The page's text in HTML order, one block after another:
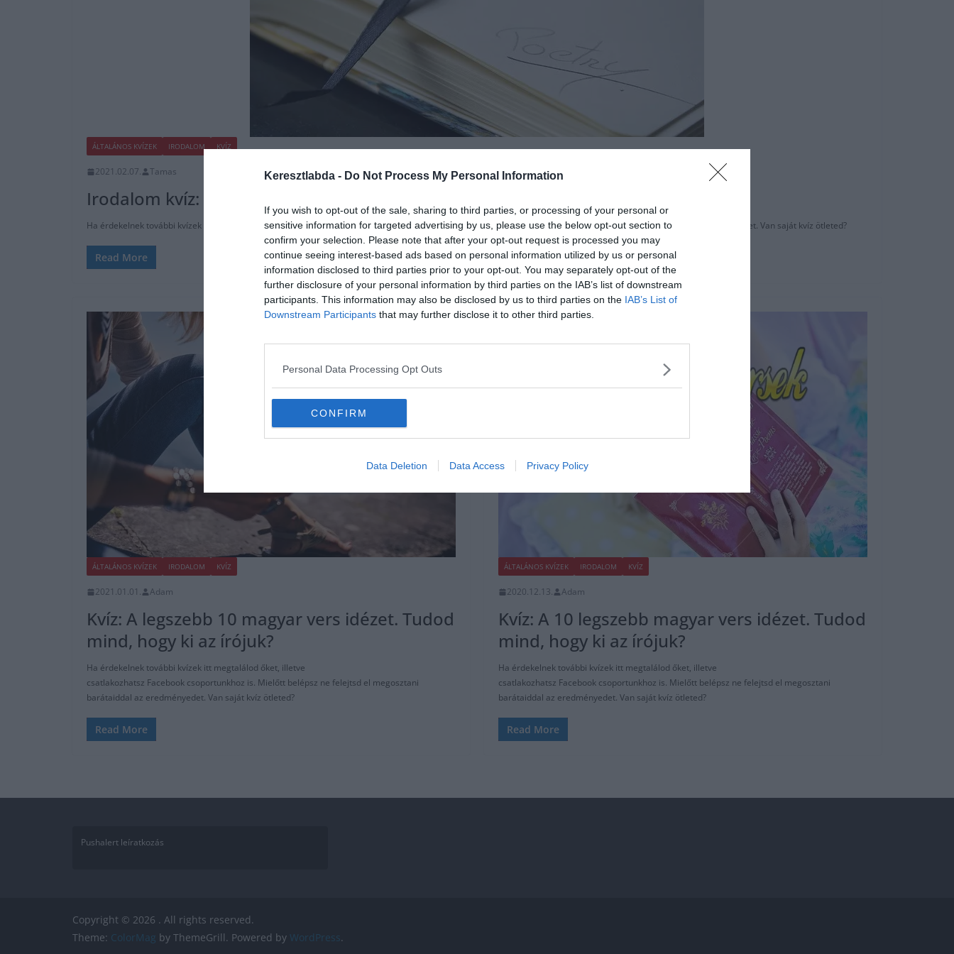
Keresztlabda - Do Not Process My Personal Information
If you wish to opt-out of the sale, sharing to third parties, or processing of your personal or
sensitive information for targeted advertising by us, please use the below opt-out section to
confirm your selection. Please note that after your opt-out request is processed you may
continue seeing interest-based ads based on personal information utilized by us or personal
information disclosed to third parties prior to your opt-out. You may separately opt-out of the
further disclosure of your personal information by third parties on the IAB’s list of downstream
participants. This information may also be disclosed by us to third parties on the IAB’s List of
Downstream Participants that may further disclose it to other third parties.
Personal Data Processing Opt Outs
CONFIRM
Data Deletion Data Access Privacy Policy
ÁLTALÁNOS KVÍZEK IRODALOM KVÍZ
2021.02.07. Tamas
Irodalom kvíz: Te tudod melyik költő írta ezeket a verseket?
Ha érdekelnek további kvízek itt megtalálod őket, illetve csatlakozhatsz Facebook csoportunkhoz is. Mielőtt lelépsz ne felejtsd el megosztani barátaiddal az eredményedet. Van saját kvíz ötleted?
Read More
ÁLTALÁNOS KVÍZEK IRODALOM KVÍZ
2021.01.01. Adam
Kvíz: A legszebb 10 magyar vers idézet. Tudod
mind, hogy ki az írójuk?
Ha érdekelnek további kvízek itt megtalálod őket, illetve
csatlakozhatsz Facebook csoportunkhoz is. Mielőtt belépsz ne felejtsd el megosztani
barátaiddal az eredményedet. Van saját kvíz ötleted?
Read More
ÁLTALÁNOS KVÍZEK IRODALOM KVÍZ
2020.12.13. Adam
Kvíz: A 10 legszebb magyar vers idézet. Tudod
mind, hogy ki az írójuk?
Ha érdekelnek további kvízek itt megtalálod őket, illetve
csatlakozhatsz Facebook csoportunkhoz is. Mielőtt belépsz ne felejtsd el megosztani
barátaiddal az eredményedet. Van saját kvíz ötleted?
Read More
Pushalert leíratkozás
Copyright © 2026 . All rights reserved.
Theme: ColorMag by ThemeGrill. Powered by WordPress.